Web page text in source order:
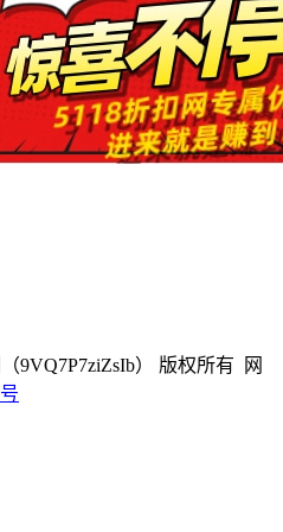
9VQ7P7ziZsIb） 版权所有 网